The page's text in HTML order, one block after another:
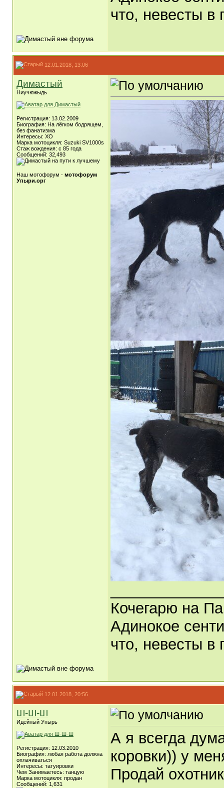
что, невесты в
12.01.2018, 13:06
Димастый
Ниучюжыдь
Регистрация: 13.02.2009
Биография: На лёгком бодрящем,
без фанатизма
Интересы: ХО
Марка мотоцикля: Suzuki SV1000s
Стаж вождения: с 85 года
Сообщений: 32,493
Наш мотофорум - мотофорум
Упыри.орг
Кочегарю на
Адинокое
что, невесты в
12.01.2018, 20:56
Ш-Ш-Ш
Идейный Упырь
Регистрация: 12.03.2010
Биография: любая работа должна
оплачиваться
Интересы: татуировки
Чем Занимаетесь: танцую
Марка мотоцикля: продан
Сообщений: 1,631
А я всегда
коровки)) у
Продай